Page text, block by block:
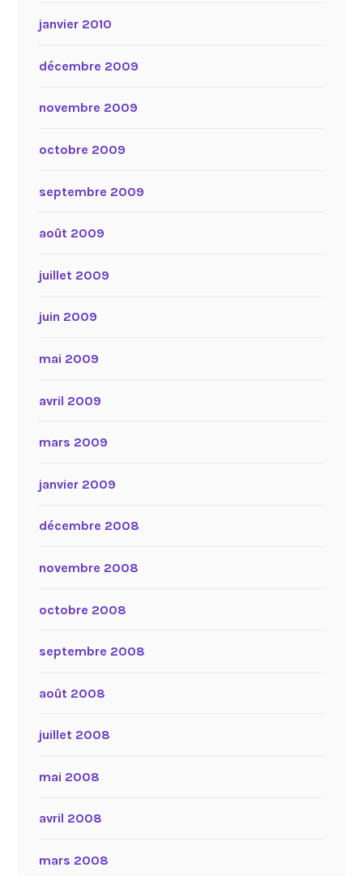
janvier 2010
décembre 2009
novembre 2009
octobre 2009
septembre 2009
août 2009
juillet 2009
juin 2009
mai 2009
avril 2009
mars 2009
janvier 2009
décembre 2008
novembre 2008
octobre 2008
septembre 2008
août 2008
juillet 2008
mai 2008
avril 2008
mars 2008